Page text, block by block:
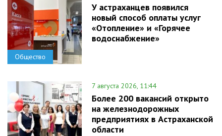
Общество
У астраханцев появился
новый способ оплаты услуг
«Отопление» и «Горячее
водоснабжение»
7 августа 2026, 11:44
Более 200 вакансий открыто
на железнодорожных
предприятиях в Астраханской
области